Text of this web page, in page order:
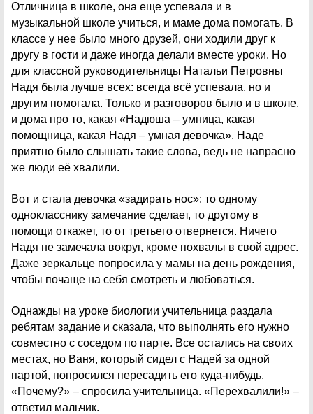
Отличница в школе, она еще успевала и в
музыкальной школе учиться, и маме дома помогать. В
классе у нее было много друзей, они ходили друг к
другу в гости и даже иногда делали вместе уроки. Но
для классной руководительницы Натальи Петровны
Надя была лучше всех: всегда всё успевала, но и
другим помогала. Только и разговоров было и в школе,
и дома про то, какая «Надюша – умница, какая
помощница, какая Надя – умная девочка». Наде
приятно было слышать такие слова, ведь не напрасно
же люди её хвалили.
Вот и стала девочка «задирать нос»: то одному
однокласснику замечание сделает, то другому в
помощи откажет, то от третьего отвернется. Ничего
Надя не замечала вокруг, кроме похвалы в свой адрес.
Даже зеркальце попросила у мамы на день рождения,
чтобы почаще на себя смотреть и любоваться.
Однажды на уроке биологии учительница раздала
ребятам задание и сказала, что выполнять его нужно
совместно с соседом по парте. Все остались на своих
местах, но Ваня, который сидел с Надей за одной
партой, попросился пересадить его куда-нибудь.
«Почему?» – спросила учительница. «Перехвалили!» –
ответил мальчик.